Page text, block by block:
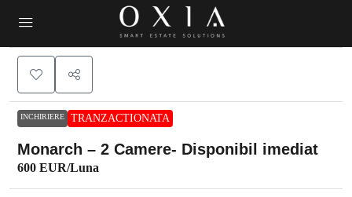
INCHIRIERE TRANZACTIONATA
Monarch – 2 Camere- Disponibil imediat
600 EUR/Luna